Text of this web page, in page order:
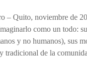
– Quito, noviembre de
como un todo:
y no humanos), sus
de la